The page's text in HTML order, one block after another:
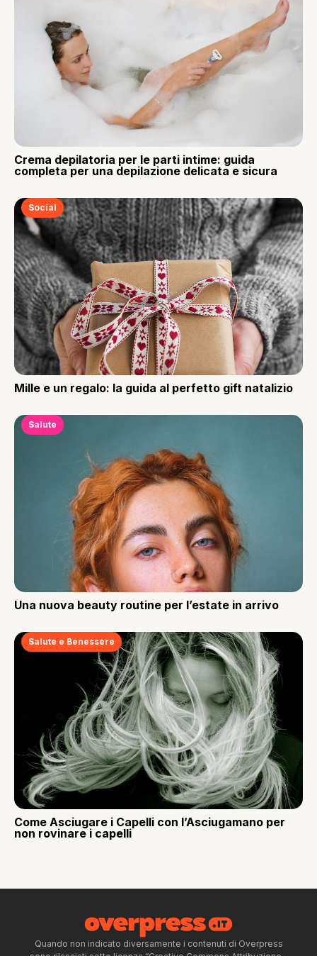
Crema depilatoria per le parti intime: guida
completa per una depilazione delicata e sicura
Social
Mille e un regalo: la guida al perfetto gift natalizio
Salute
Una nuova beauty routine per l’estate in arrivo
Salute e Benessere
Come Asciugare i Capelli con l’Asciugamano per
non rovinare i capelli
Quando non indicato diversamente i contenuti di Overpress